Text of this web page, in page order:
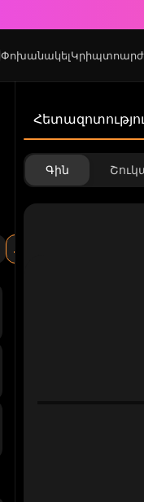
Փոխանակել
Գին